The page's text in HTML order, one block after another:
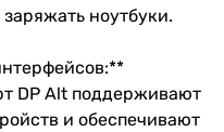
ноутбуки.
DP Alt поддерживают
и обеспечивают